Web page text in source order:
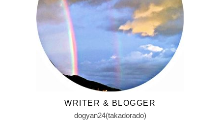
WRITER & BLOGGER
dogyan24(takadorado)